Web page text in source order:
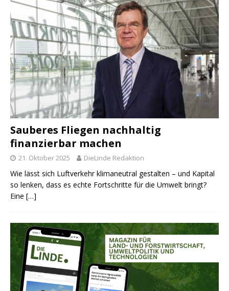
Sauberes Fliegen nachhaltig
finanzierbar machen
21. Oktober 2025 DieLinde Redaktion
Wie lässt sich Luftverkehr klimaneutral gestalten – und Kapital
so lenken, dass es echte Fortschritte für die Umwelt bringt?
Eine […]